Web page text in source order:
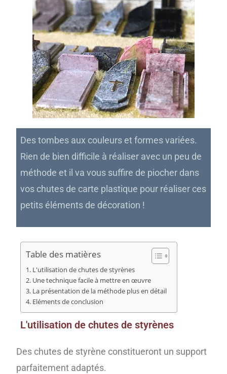
Des tombes aux couleurs et formes variées.
Rien de bien difficile à réaliser avec un peu de
méthode et il va vous suffire de piocher dans
vos chutes de carte plastique pour réaliser ces
petits éléments de décoration !
Table des matières
L'utilisation de chutes de styrènes
Une technique facile à mettre en œuvre
La présentation de la méthode plus en détail
Eléments de conclusion
L'utilisation de chutes de styrènes
Des chutes de styrène constitueront un support
parfaitement adaptés.